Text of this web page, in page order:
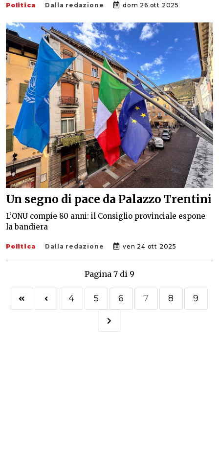
Politica Dalla redazione dom 26 ott 2025
Un segno di pace da Palazzo Trentini
L’ONU compie 80 anni: il Consiglio provinciale espone
la bandiera
Politica Dalla redazione ven 24 ott 2025
Pagina 7 di 9
4 5 6 7 8 9